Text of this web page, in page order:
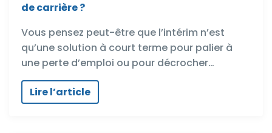
de carrière ?
Vous pensez peut-être que l’intérim n’est
qu’une solution à court terme pour palier à
une perte d’emploi ou pour décrocher…
Lire l’article